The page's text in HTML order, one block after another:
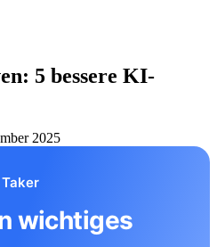
5 bessere KI-
2025
wichtiges